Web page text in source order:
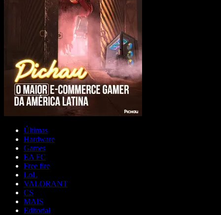
Últimas
Hardware
Games
EA FC
Free fire
LoL
VALORANT
CS
MAIS
Editorial